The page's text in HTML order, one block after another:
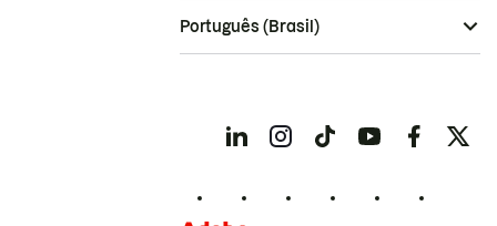
Português (Brasil)